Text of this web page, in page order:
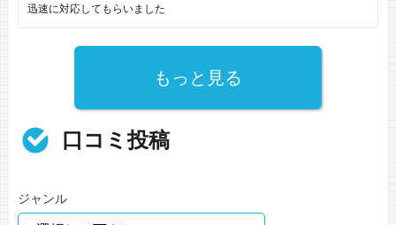
迅速に対応してもらいました
もっと見る
口コミ投稿
ジャンル